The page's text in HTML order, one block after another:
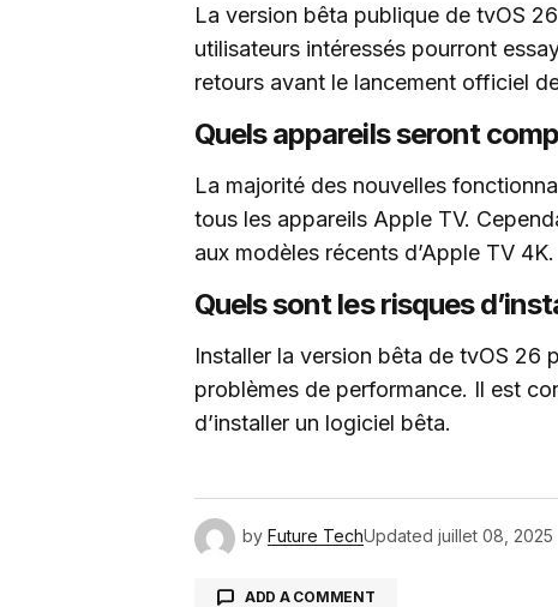
La version bêta publique de tvOS
utilisateurs intéressés pourront
retours avant le lancement officiel
Quels appareils seront
La majorité des nouvelles
tous les appareils Apple TV.
aux modèles récents d’Apple TV 4K.
Quels sont les risques
Installer la version bêta de tvOS 26
problèmes de performance. Il est
d’installer un logiciel bêta.
by Future TechUpdated juillet 08, 2025
ADD A COMMENT